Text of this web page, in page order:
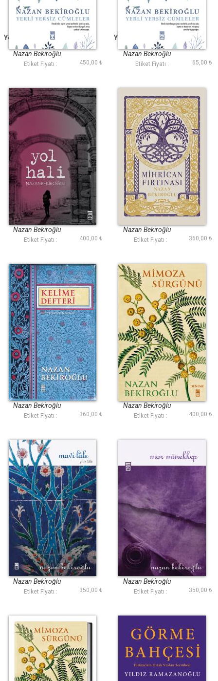
Yerli Yersiz Cümleler
Nazan Bekiroğlu
Etiket Fiyatı : 450,00 ₺
Yerli Yersiz Cümleler
(Bez Ciltli)
Nazan Bekiroğlu
Etiket Fiyatı : 65,00 ₺
Yol Hali
Nazan Bekiroğlu
Etiket Fiyatı : 400,00 ₺
Mihrican Fırtınası
Nazan Bekiroğlu
Etiket Fiyatı : 360,00 ₺
Kelime Defteri
Nazan Bekiroğlu
Etiket Fiyatı : 360,00 ₺
Mimoza Sürgünü
Nazan Bekiroğlu
Etiket Fiyatı : 400,00 ₺
Mavi Lâle
Nazan Bekiroğlu
Etiket Fiyatı : 350,00 ₺
Mor Mürekkep
Nazan Bekiroğlu
Etiket Fiyatı : 350,00 ₺